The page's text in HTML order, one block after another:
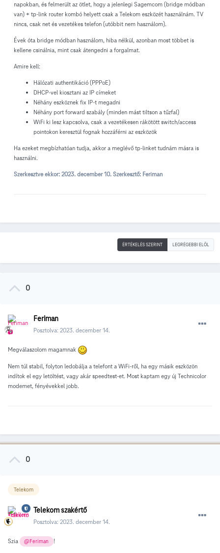
napokban, és felmerült az ötlet, hogy a jelenlegi Sagemcom (bridge módban
van) + tp-link router kombó helyett csak a Telekom eszközét használnám. TV
nincs, csak net és vezetékes telefon (utóbbit nem használom).
Évek óta bridge módban használom, hiba nélkül, azonban most többet is
kellene csinálnia, mint csak átengedni a forgalmat.
Amire kell:
Hálózati authentikáció (PPPoE)
DHCP-vel kiosztani az IP címeket
Néhány eszköznek fix IP-t megadni
Néhány port forward szabály (minden mást tiltson a tűzfal)
WiFi ki lesz kapcsolva, csak a vezetékesen rákötött switch/access
pointokon keresztül fognak hozzáférni az eszközök
Ha ezeket megbízhatóan tudja, akkor a meglévő tp-linket tudnám másra is
használni.
Szerkesztve ekkor: 2023. december 10. Szerkesztő: Feriman
ÉRTÉKELÉS SZERINT LEGRÉGEBBI ELÖL
0
Feriman
Posztolva: 2023. december 14.
Megválaszolom magamnak
Nem túl stabil, folyton ledobálja a telefont a WiFi-ről, ha egy másik eszközön
indítok el egy letöltést, vagy akár speedtest-et. Most kaptam egy új Technicolor
modemet, fényévekkel jobb.
0
Telekom
Telekom szakértő
Posztolva: 2023. december 14.
Szia @Feriman !